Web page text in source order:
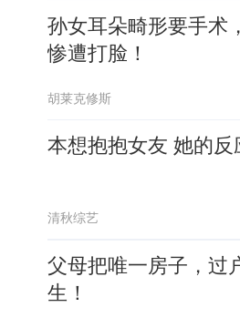
孙女耳朵畸形要手术
惨遭打脸！
胡莱克修斯
本想抱抱女友 她的反
清秋综艺
父母把唯一房子，过
生！